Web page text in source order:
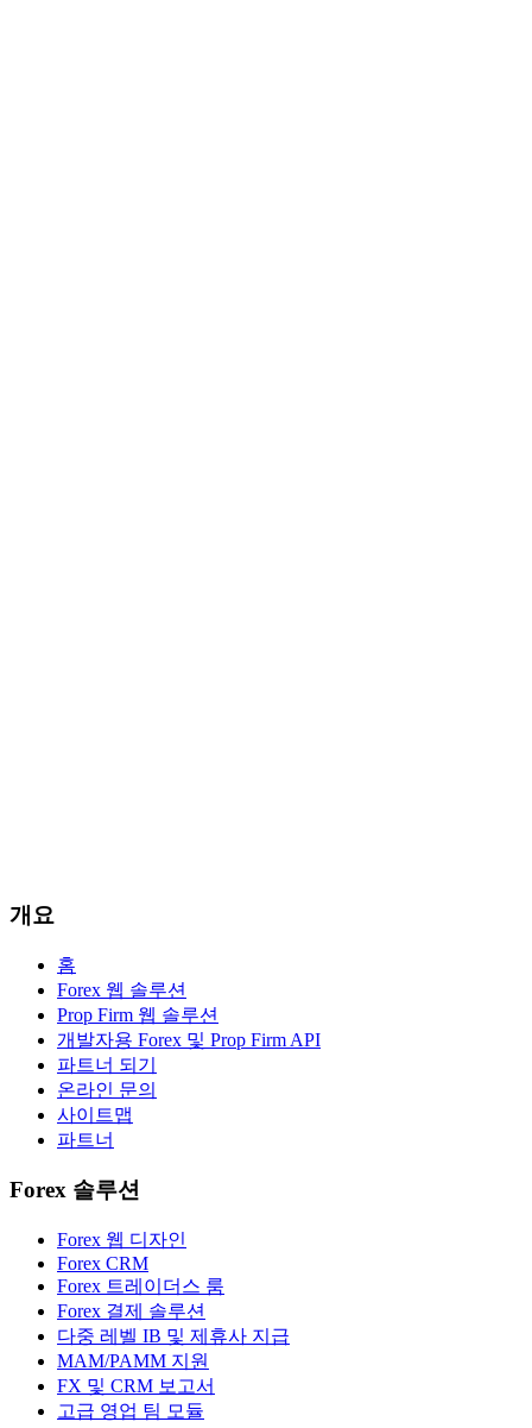
개요
홈
Forex 웹 솔루션
Prop Firm 웹 솔루션
개발자용 Forex 및 Prop Firm API
파트너 되기
온라인 문의
사이트맵
파트너
Forex 솔루션
Forex 웹 디자인
Forex CRM
Forex 트레이더스 룸
Forex 결제 솔루션
다중 레벨 IB 및 제휴사 지급
MAM/PAMM 지원
FX 및 CRM 보고서
고급 영업 팀 모듈